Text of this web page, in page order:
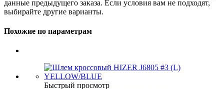
данные предыдущего заказа. Если условия вам не подходят,
выбирайте другие варианты.
Похожие по параметрам
Быстрый просмотр